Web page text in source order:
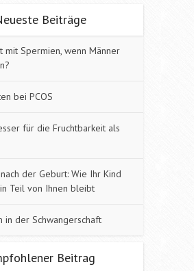
Beiträge
mit Spermien, wenn Männer
bei PCOS
für die Fruchtbarkeit als
der Geburt: Wie Ihr Kind
Teil von Ihnen bleibt
in der Schwangerschaft
Beitrag